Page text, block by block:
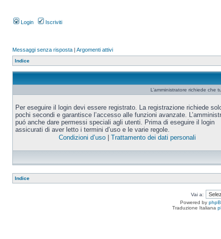
Login Iscriviti
Messaggi senza risposta | Argomenti attivi
Indice
L’amministratore richiede che
Per eseguire il login devi essere registrato. La registrazione richiede
pochi secondi e garantisce l’accesso alle funzioni avanzate.
puó anche dare permessi speciali agli utenti. Prima di eseguire il login
assicurati di aver letto i termini d’uso e le varie regole.
Condizioni d’uso| Trattamento dei dati personali
Indice
Vai a:
Powered by
Traduzione Italiana